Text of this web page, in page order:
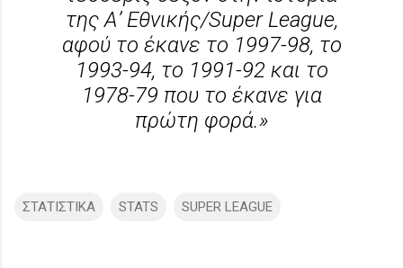
της Α’ Εθνικής/Super League,
αφού το έκανε το 1997-98, το
1993-94, το 1991-92 και το
1978-79 που το έκανε για
πρώτη φορά.»
ΣΤΑΤΙΣΤΙΚΑ STATS SUPER LEAGUE